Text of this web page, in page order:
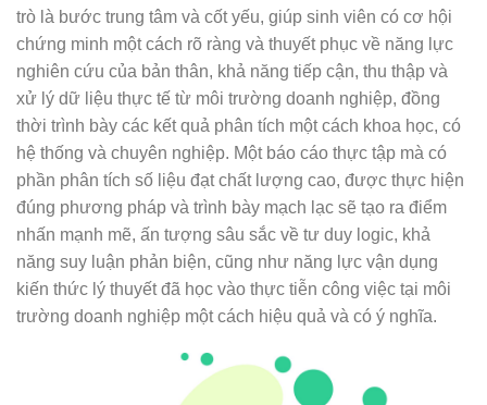
trò là bước trung tâm và cốt yếu, giúp sinh viên có cơ hội
chứng minh một cách rõ ràng và thuyết phục về năng lực
nghiên cứu của bản thân, khả năng tiếp cận, thu thập và
xử lý dữ liệu thực tế từ môi trường doanh nghiệp, đồng
thời trình bày các kết quả phân tích một cách khoa học, có
hệ thống và chuyên nghiệp. Một báo cáo thực tập mà có
phần phân tích số liệu đạt chất lượng cao, được thực hiện
đúng phương pháp và trình bày mạch lạc sẽ tạo ra điểm
nhấn mạnh mẽ, ấn tượng sâu sắc về tư duy logic, khả
năng suy luận phản biện, cũng như năng lực vận dụng
kiến thức lý thuyết đã học vào thực tiễn công việc tại môi
trường doanh nghiệp một cách hiệu quả và có ý nghĩa.